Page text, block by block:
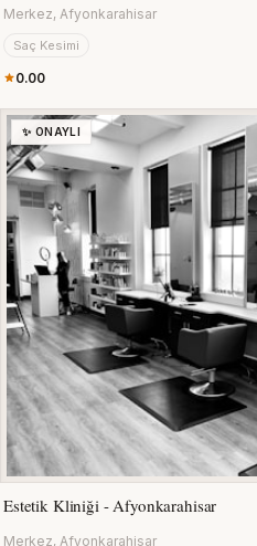
Merkez, Afyonkarahisar
Saç Kesimi
0.00
✨ ONAYLI
Estetik Kliniği - Afyonkarahisar
Merkez, Afyonkarahisar